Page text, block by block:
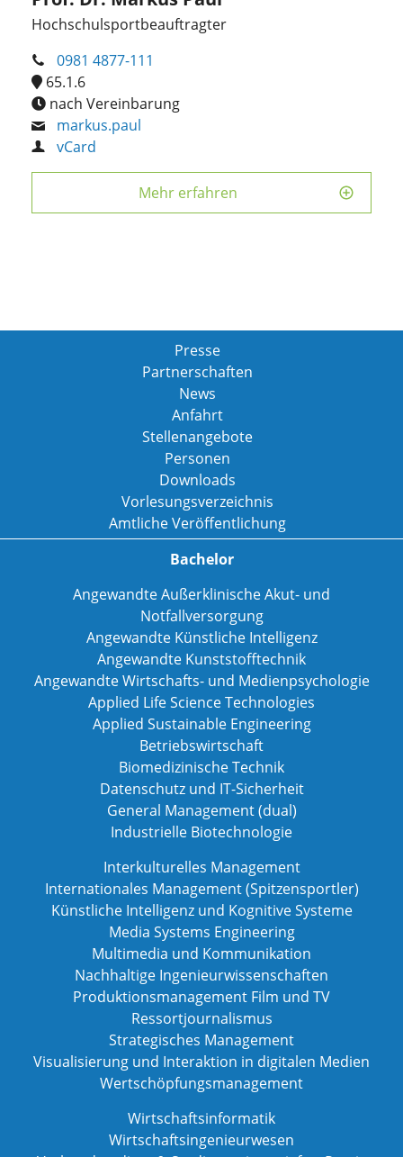
Hochschulsportbeauftragter
0981 4877-111
65.1.6
nach Vereinbarung
markus.paul
vCard
Mehr erfahren
Presse
Partnerschaften
News
Anfahrt
Stellenangebote
Personen
Downloads
Vorlesungsverzeichnis
Amtliche Veröffentlichung
Bachelor
Angewandte Außerklinische Akut- und
Notfallversorgung
Angewandte Künstliche Intelligenz
Angewandte Kunststofftechnik
Angewandte Wirtschafts- und Medienpsychologie
Applied Life Science Technologies
Applied Sustainable Engineering
Betriebswirtschaft
Biomedizinische Technik
Datenschutz und IT-Sicherheit
General Management (dual)
Industrielle Biotechnologie
Interkulturelles Management
Internationales Management (Spitzensportler)
Künstliche Intelligenz und Kognitive Systeme
Media Systems Engineering
Multimedia und Kommunikation
Nachhaltige Ingenieurwissenschaften
Produktionsmanagement Film und TV
Ressortjournalismus
Strategisches Management
Visualisierung und Interaktion in digitalen Medien
Wertschöpfungsmanagement
Wirtschaftsinformatik
Wirtschaftsingenieurwesen